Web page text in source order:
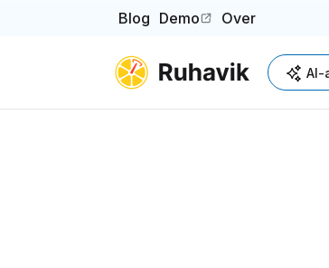
Blog Demo
(opens in a new tab)
Over
AI-